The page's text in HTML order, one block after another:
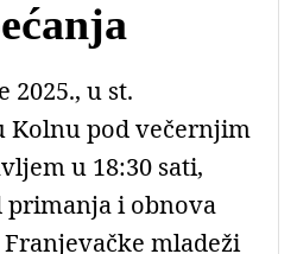
2025., u st.
pod večernjim
u 18:30 sati,
i obnova
mladeži